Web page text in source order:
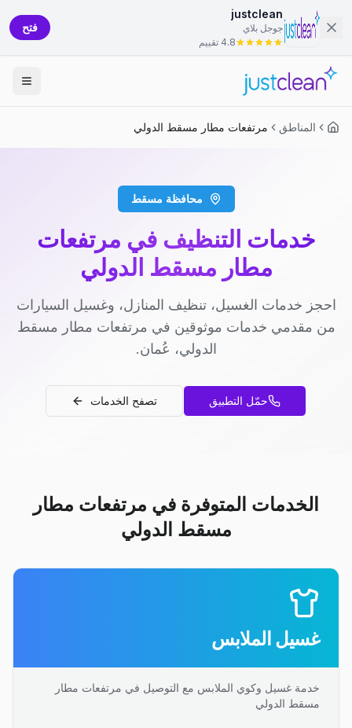
justclean
جوجل بلاي
4.8 تقييم
فتح
المناطق مرتفعات مطار مسقط الدولي
محافظة مسقط
خدمات التنظيف في مرتفعات
مطار مسقط الدولي
احجز خدمات الغسيل، تنظيف المنازل، وغسيل السيارات
من مقدمي خدمات موثوقين في مرتفعات مطار مسقط
الدولي، عُمان.
حمّل التطبيق تصفح الخدمات
الخدمات المتوفرة في مرتفعات مطار
مسقط الدولي
غسيل الملابس
خدمة غسيل وكوي الملابس مع التوصيل في مرتفعات مطار
مسقط الدولي